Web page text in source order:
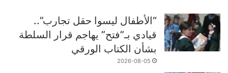
“الأطفال ليسوا حقل تجارب”..
قيادي بـ”فتح” يهاجم قرار السلطة
بشأن الكتاب الورقي
2026-08-05